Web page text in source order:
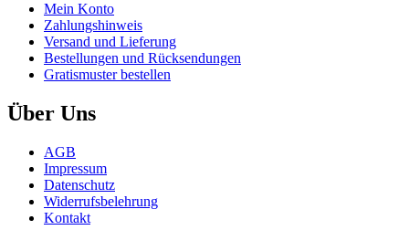
Mein Konto
Zahlungshinweis
Versand und Lieferung
Bestellungen und Rücksendungen
Gratismuster bestellen
Über Uns
AGB
Impressum
Datenschutz
Widerrufsbelehrung
Kontakt